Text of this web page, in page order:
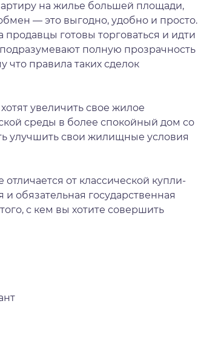
на жилье большей площади,
— это выгодно, удобно и просто.
готовы торговаться и идти
полную прозрачность
что правила таких сделок
увеличить свое жилое
среды в более спокойный дом со
улучшить свои жилищные условия
от классической купли-
обязательная государственная
с кем вы хотите совершить